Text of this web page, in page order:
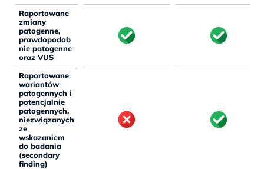
Raportowane
zmiany
patogenne,
prawdopodob
nie patogenne
oraz VUS
Raportowane
wariantów
patogennych i
potencjalnie
patogennych,
niezwiązanych
ze
wskazaniem
do badania
(secondary
finding)